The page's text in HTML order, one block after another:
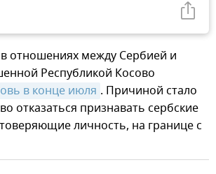
отношениях между Сербией и
Республикой Косово
в конце июля . Причиной стало
отказаться признавать сербские
личность, на границе с